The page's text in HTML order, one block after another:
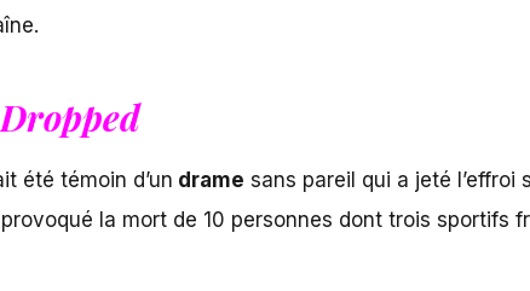
Dropped
été témoin d’un drame sans pareil qui a jeté l’effroi
la mort de 10 personnes dont trois sportifs